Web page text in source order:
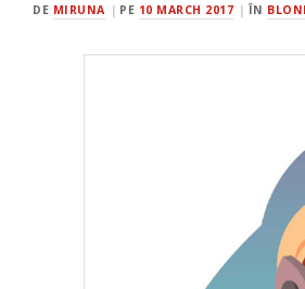
DE MIRUNA PE 10 MARCH 2017 ÎN